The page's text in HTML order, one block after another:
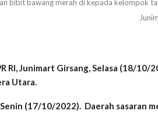
bibit bawang merah di kepada kelompok
RI, Junimart Girsang, Selasa (18/
Utara.
(17/10/2022). Daerah sasaran